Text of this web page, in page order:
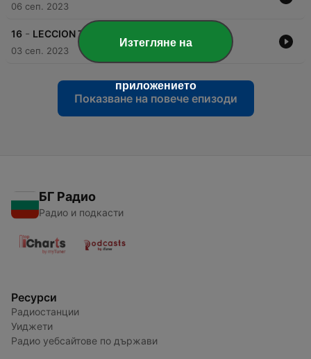
06 сеп. 2023
16 - LECCION 7 - PARTE 2
03 сеп. 2023
Показване на повече епизоди
БГ Радио
Радио и подкасти
Ресурси
Радиостанции
Уиджети
Радио уебсайтове по държави
Изтегляне на
приложението